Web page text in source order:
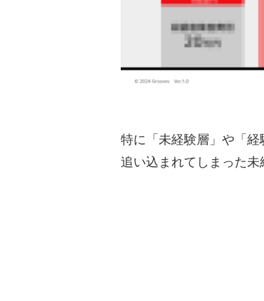
特に「未経験層」や「
追い込まれてしまった未